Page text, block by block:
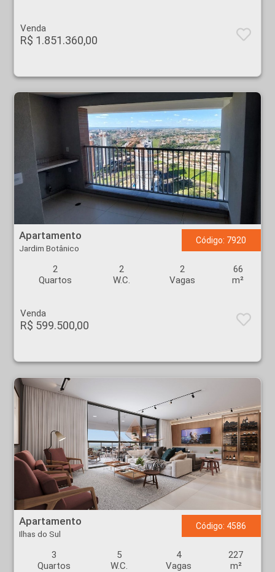
Venda
R$ 1.851.360,00
Apartamento
Jardim Botânico
Código: 7920
2
Quartos
2
W.C.
2
Vagas
66
m²
Venda
R$ 599.500,00
Apartamento - Ilhas do Sul - Ribeirão Preto
Apartamento
Ilhas do Sul
Código: 4586
3
Quartos
5
W.C.
4
Vagas
227
m²